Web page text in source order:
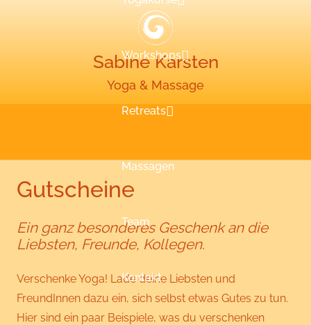
Sabine Karsten
Yoga & Massage
Workshops
Retreats
Massagen
Team
Kontakt
Gutscheine
Ein ganz besonderes Geschenk an die
Liebsten, Freunde, Kollegen.
Verschenke Yoga! Lade deine Liebsten und
FreundInnen dazu ein, sich selbst etwas Gutes zu tun.
Hier sind ein paar Beispiele, was du verschenken